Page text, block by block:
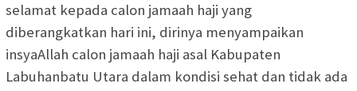
selamat kepada calon jamaah haji yang
diberangkatkan hari ini, dirinya menyampaikan
insyaAllah calon jamaah haji asal Kabupaten
Labuhanbatu Utara dalam kondisi sehat dan tidak ada